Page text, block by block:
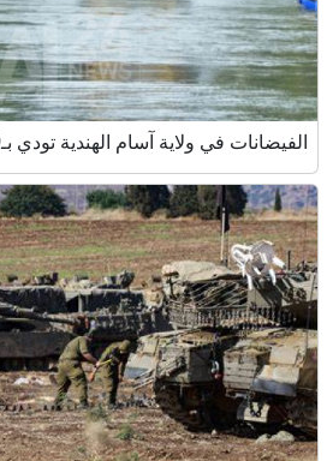
الفيضانات في ولاية آسام الهندية تودي بـ9...